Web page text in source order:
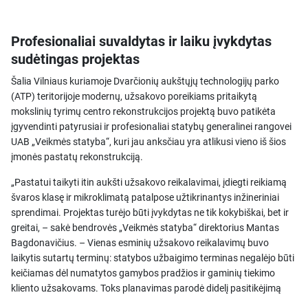
Profesionaliai suvaldytas ir laiku įvykdytas
sudėtingas projektas
Šalia Vilniaus kuriamoje Dvarčionių aukštųjų technologijų parko
(ATP) teritorijoje modernų, užsakovo poreikiams pritaikytą
mokslinių tyrimų centro rekonstrukcijos projektą buvo patikėta
įgyvendinti patyrusiai ir profesionaliai statybų generalinei rangovei
UAB „Veikmės statyba“, kuri jau anksčiau yra atlikusi vieno iš šios
įmonės pastatų rekonstrukciją.
„Pastatui taikyti itin aukšti užsakovo reikalavimai, įdiegti reikiamą
švaros klasę ir mikroklimatą patalpose užtikrinantys inžineriniai
sprendimai. Projektas turėjo būti įvykdytas ne tik kokybiškai, bet ir
greitai, – sakė bendrovės „Veikmės statyba“ direktorius Mantas
Bagdonavičius. – Vienas esminių užsakovo reikalavimų buvo
laikytis sutartų terminų: statybos užbaigimo terminas negalėjo būti
keičiamas dėl numatytos gamybos pradžios ir gaminių tiekimo
kliento užsakovams. Toks planavimas parodė didelį pasitikėjimą